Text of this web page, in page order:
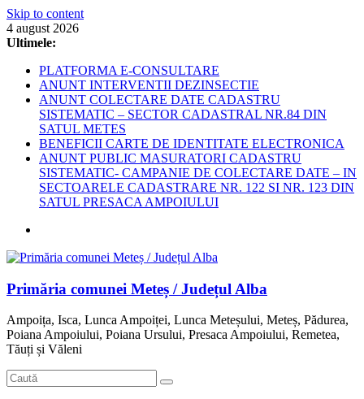
Skip to content
4 august 2026
Ultimele:
PLATFORMA E-CONSULTARE
ANUNT INTERVENTII DEZINSECTIE
ANUNT COLECTARE DATE CADASTRU
SISTEMATIC – SECTOR CADASTRAL NR.84 DIN
SATUL METES
BENEFICII CARTE DE IDENTITATE ELECTRONICA
ANUNT PUBLIC MASURATORI CADASTRU
SISTEMATIC- CAMPANIE DE COLECTARE DATE – IN
SECTOARELE CADASTRARE NR. 122 SI NR. 123 DIN
SATUL PRESACA AMPOIULUI
Primăria comunei Meteș / Județul Alba
Ampoița, Isca, Lunca Ampoiței, Lunca Meteșului, Meteș, Pădurea,
Poiana Ampoiului, Poiana Ursului, Presaca Ampoiului, Remetea,
Tăuți și Văleni